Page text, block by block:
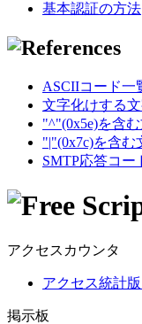
基本認証の方法
ASCIIコード一
文字化けする
"^"(0x5e)を含
"|"(0x7c)を含む
SMTP応答コー
アクセスカウンタ
アクセス統計版
掲示板